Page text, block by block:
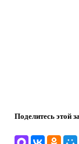
Поделитесь этой